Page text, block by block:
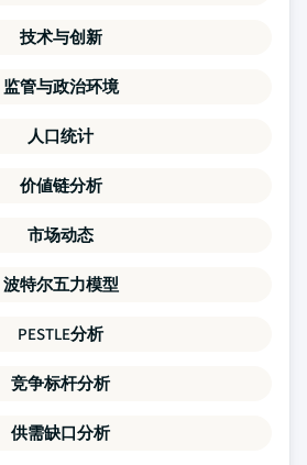
技术与创新
监管与政治环境
人口统计
价値链分析
市场动态
波特尔五力模型
PESTLE分析
竞争标杆分析
供需缺口分析